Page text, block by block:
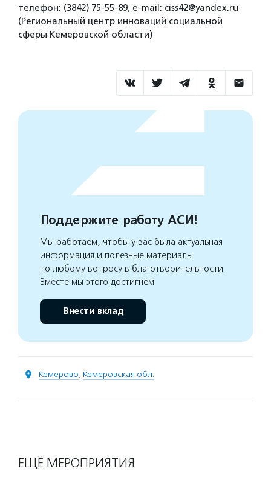
телефон: (3842) 75-55-89, e-mail: ciss42@yandex.ru
(Региональный центр инноваций социальной
сферы Кемеровской области)
Поддержите работу АСИ!
Мы работаем, чтобы у вас была актуальная
информация и полезные материалы
по любому вопросу в благотворительности.
Вместе мы этого достигнем
Внести вклад
Кемерово, Кемеровская обл.
ЕЩЁ МЕРОПРИЯТИЯ